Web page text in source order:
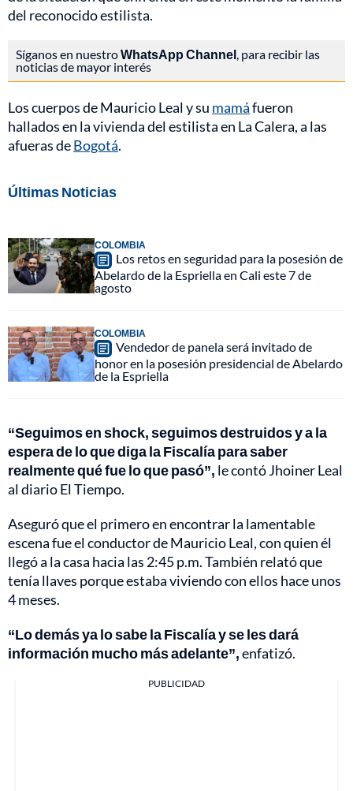
del reconocido estilista.
Síganos en nuestroWhatsApp Channel, para recibir las
noticias de mayor interés
Los cuerpos de Mauricio Leal y su mamáfueron
hallados en la vivienda del estilista en La Calera, a las
afueras deBogotá.
Últimas Noticias
COLOMBIA
Los retos en seguridad para la posesión de
Abelardo de la Espriella en Cali este 7 de
agosto
COLOMBIA
Vendedor de panela será invitado de
honor en la posesión presidencial de Abelardo
de la Espriella
“Seguimos en shock, seguimos destruidos y a la
espera de lo que diga la Fiscalía para saber
realmente qué fue lo que pasó”, le contó Jhoiner Leal
al diario El Tiempo.
Aseguró que el primero en encontrar la lamentable
escena fue el conductor de Mauricio Leal, con quien él
llegó a la casa hacia las 2:45 p.m. También relató que
tenía llaves porque estaba viviendo con ellos hace unos
4 meses.
“Lo demás ya lo sabe la Fiscalía y se les dará
información mucho más adelante”,enfatizó.
PUBLICIDAD